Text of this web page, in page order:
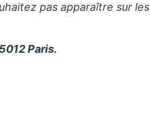
pas apparaître sur les
Paris.